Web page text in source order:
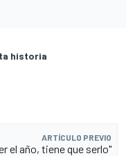
historia
ARTÍCULO PREVIO
el año, tiene que serlo"